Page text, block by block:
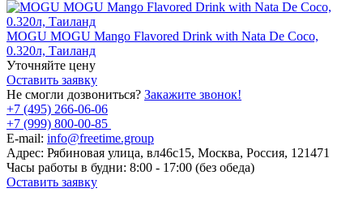
MOGU MOGU Mango Flavored Drink with Nata De Coco,
0.320л, Таиланд
Уточняйте цену
Оставить заявку
Не смогли дозвониться? Закажите звонок!
+7 (495) 266-06-06
+7 (999) 800-00-85
E-mail: info@freetime.group
Адрес: Рябиновая улица, вл46с15, Москва, Россия, 121471
Часы работы в будни: 8:00 - 17:00 (без обеда)
Оставить заявку